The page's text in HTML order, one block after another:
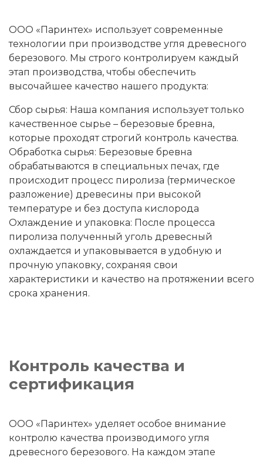
ООО «Паринтех» использует современные
технологии при производстве угля древесного
березового. Мы строго контролируем каждый
этап производства, чтобы обеспечить
высочайшее качество нашего продукта:
Сбор сырья: Наша компания использует только
качественное сырье – березовые бревна,
которые проходят строгий контроль качества.
Обработка сырья: Березовые бревна
обрабатываются в специальных печах, где
происходит процесс пиролиза (термическое
разложение) древесины при высокой
температуре и без доступа кислорода
Охлаждение и упаковка: После процесса
пиролиза полученный уголь древесный
охлаждается и упаковывается в удобную и
прочную упаковку, сохраняя свои
характеристики и качество на протяжении всего
срока хранения.
Контроль качества и
сертификация
ООО «Паринтех» уделяет особое внимание
контролю качества производимого угля
древесного березового. На каждом этапе